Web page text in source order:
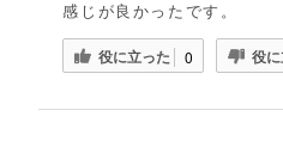
感じが良かったです。
役に立った 0 役